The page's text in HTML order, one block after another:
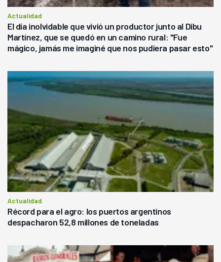
Actualidad
El día inolvidable que vivió un productor junto al Dibu
Martínez, que se quedó en un camino rural: "Fue
mágico, jamás me imaginé que nos pudiera pasar esto"
Actualidad
Récord para el agro: los puertos argentinos
despacharon 52,8 millones de toneladas